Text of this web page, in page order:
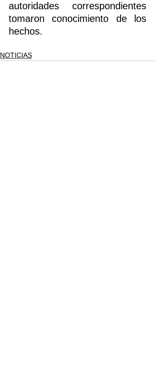
autoridades correspondientes
tomaron conocimiento de los
hechos.
NOTICIAS